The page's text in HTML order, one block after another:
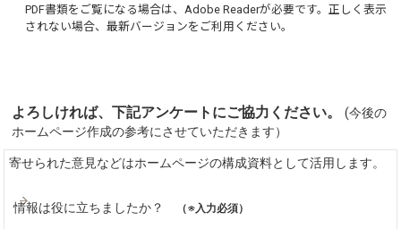
PDF書類をご覧になる場合は、Adobe Readerが必要です。正しく表示
されない場合、最新バージョンをご利用ください。